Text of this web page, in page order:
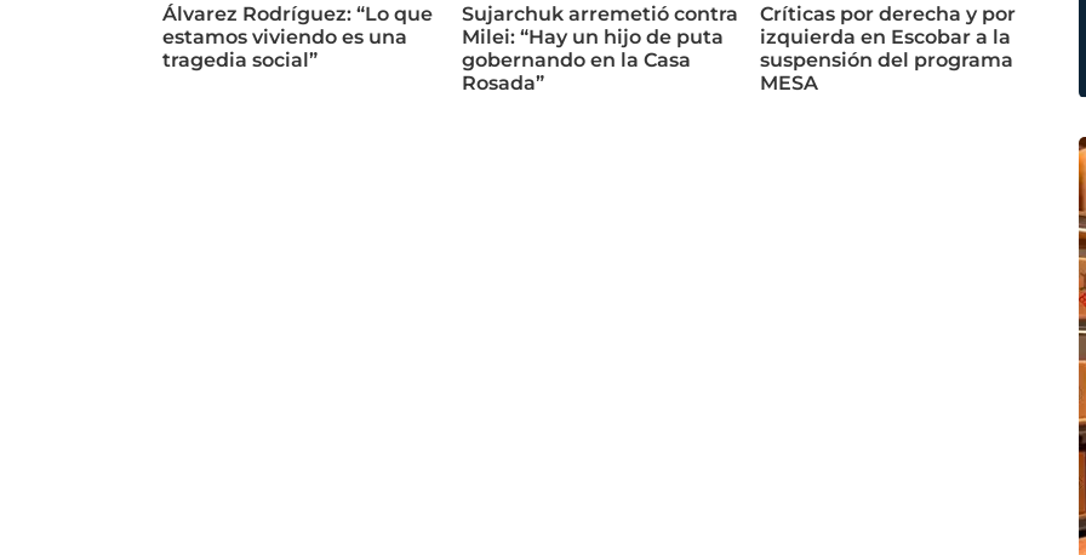
Álvarez Rodríguez: “Lo que
estamos viviendo es una
tragedia social”
Sujarchuk arremetió contra
Milei: “Hay un hijo de puta
gobernando en la Casa
Rosada”
Críticas por derecha y por
izquierda en Escobar a la
suspensión del programa
MESA